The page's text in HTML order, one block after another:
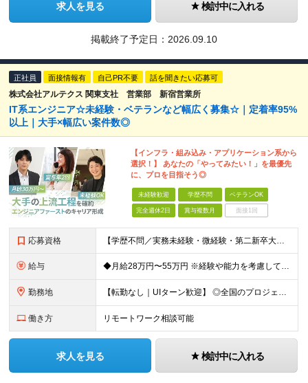
求人を見る 検討中に入れる
掲載終了予定日： 2026.09.10
正社員 面接情報有 自己PR不要 話を聞きたい応募可
株式会社アルテクス 関東支社 営業部 新宿営業所
IT系エンジニア☆未経験・ベテランなど幅広く募集☆｜定着率95%
以上｜大手×幅広い案件数◎
【インフラ・組み込み・アプリケーション系から
選択！】 あなたの「やってみたい！」を最優先
に、プロを目指そう◎
未経験歓迎 学歴不問 ベテランOK
完全週休2日 賞与複数月 面接1回
応募資格 【学歴不問／実務未経験・微経験・第二新卒大歓迎！】 ★年齢不問！40〜50代のベテラン層の採用・活躍実績も多数あります。1〜2年程度でも構築の経験があれば即戦力として評価します！ 【求める経験・スキ
給与 ◆月給28万円〜55万円 ※経験や能力を考慮して優遇します ※残業代は別途全額支給します ※試用期間3ヶ月（期間中も待遇・条件に差異はございません）
勤務地 【転勤なし｜UIターン歓迎】 ◎全国のプロジェクト先へ配属 ※配属先は希望を考慮します ※お任せする業務の状況により転居を伴う就業の可能性はありますが、その際は希望を考慮します ◆本社 福岡県
働き方 リモートワーク相談可能
求人を見る 検討中に入れる